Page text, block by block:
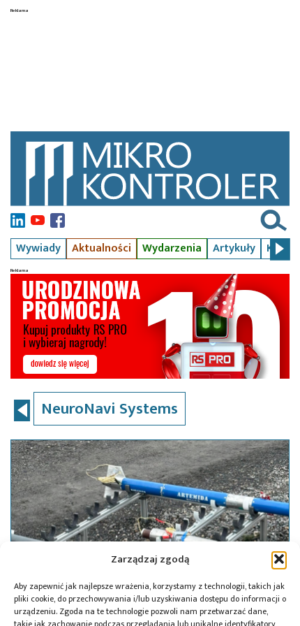
Zarządzaj zgodą
Aby zapewnić jak najlepsze wrażenia, korzystamy z technologii, takich jak
pliki cookie, do przechowywania i/lub uzyskiwania dostępu do informacji o
urządzeniu. Zgoda na te technologie pozwoli nam przetwarzać dane,
Wywiady Aktualności Wydarzenia Artykuły Kursy
NeuroNavi Systems